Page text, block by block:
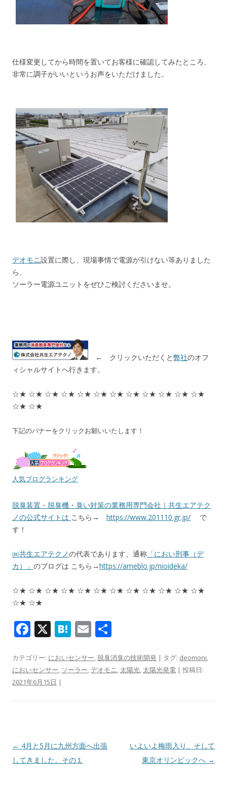
仕様変更してから時間を置いてお客様に確認してみたところ、
非常に調子がいいというお声をいただけました。
デオモニ設置に際し、現場事情で電源が引けない等ありました
ら、
ソーラー電源ユニットをぜひご検討くださいませ。
← クリックいただくと弊社のオフ
ィシャルサイトへ行きます。
☆★ ☆★ ☆★ ☆★ ☆★ ☆★ ☆★ ☆★ ☆★ ☆★ ☆★ ☆★
☆★ ☆★
下記のバナーをクリックお願いいたします！
人気ブログランキング
脱臭装置・脱臭機・臭い対策の業務用専門会社｜共生エアテク
ノの公式サイトは こちら→ https://www.201110.gr.jp/ で
す！
㈱共生エアテクノの代表であります、通称 「におい刑事（デ
カ）」 のブログは こちら→https://ameblo.jp/nioideka/
☆★ ☆★ ☆★ ☆★ ☆★ ☆★ ☆★ ☆★ ☆★ ☆★ ☆★ ☆★
☆★ ☆★
F
e
b
X H
e
n
E
ai
l
カテゴリー: においセンサー, 脱臭消臭の技術開発 | タグ: deomoni,
においセンサー, ソーラー, デオモニ, 太陽光, 太陽光発電 | 投稿日:
2021年6月15日 |
投稿ナビゲーション
← 4月と5月に九州方面へ出張
してきました。その１
いよいよ梅雨入り、そして
東京オリンピックへ →